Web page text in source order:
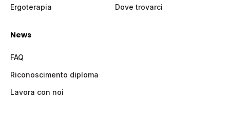
Ergoterapia
Dove trovarci
News
FAQ
Riconoscimento diploma
Lavora con noi